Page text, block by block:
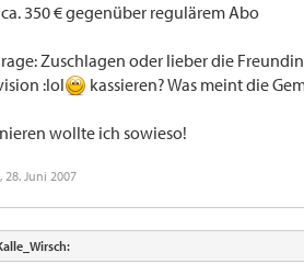
ca. 350 € gegenüber regulärem Abo
Zuschlagen oder lieber die
:lol
kassieren? Was meint die
wollte ich sowieso!
, 28. Juni 2007